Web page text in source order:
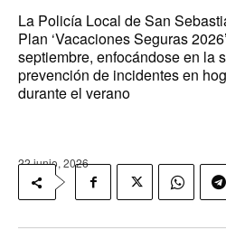
La Policía Local de San
Plan ‘Vacaciones Seguras
septiembre, enfocándose en la
prevención de incidentes en
durante el verano
22 junio, 2026